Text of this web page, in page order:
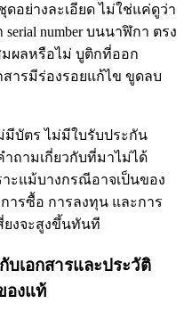
อย่างละเอียด ไม่ใช่แค่ดูว่า
number บนนาฬิกา ตรง
ผลหรือไม่ บูติกที่ออก
สารมีร่องรอยแก้ไข ขูดลบ
มีบัตร ไม่มีใบรับประกัน
ถามเกี่ยวกับที่มาไม่ได้
าะแม้บางกรณีอาจเป็นของ
ารซื้อ การลงทุน และการ
ยงจะสูงขึ้นทันที
บเอกสารและประวัติ
องแท้